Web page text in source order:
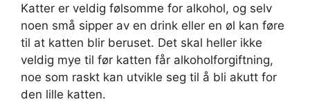
Katter er veldig følsomme for alkohol, og selv
noen små sipper av en drink eller en øl kan føre
til at katten blir beruset. Det skal heller ikke
veldig mye til før katten får alkoholforgiftning,
noe som raskt kan utvikle seg til å bli akutt for
den lille katten.